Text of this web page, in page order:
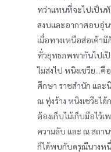
ทว่าแทนที่จะไปเป็น
สงบและอากาศอบอุ่น
เมื่อทางเหนือส่อเค้า
ทั่วยุทธภพพากันไปเ
ไม่ส่งไป หนิงเชวีย...
ศึกษา ราชสำนัก และ
ณ ทุ่งร้าง หนิงเชวียได้
ต้องเก็บไม้เก็บมือไว้
ความลับ และ ณ สถา
ก็ได้พบกับดรุณีนางห